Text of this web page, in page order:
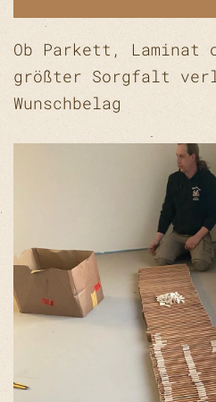
Ob Parkett, Laminat
größter Sorgfalt
Wunschbelag